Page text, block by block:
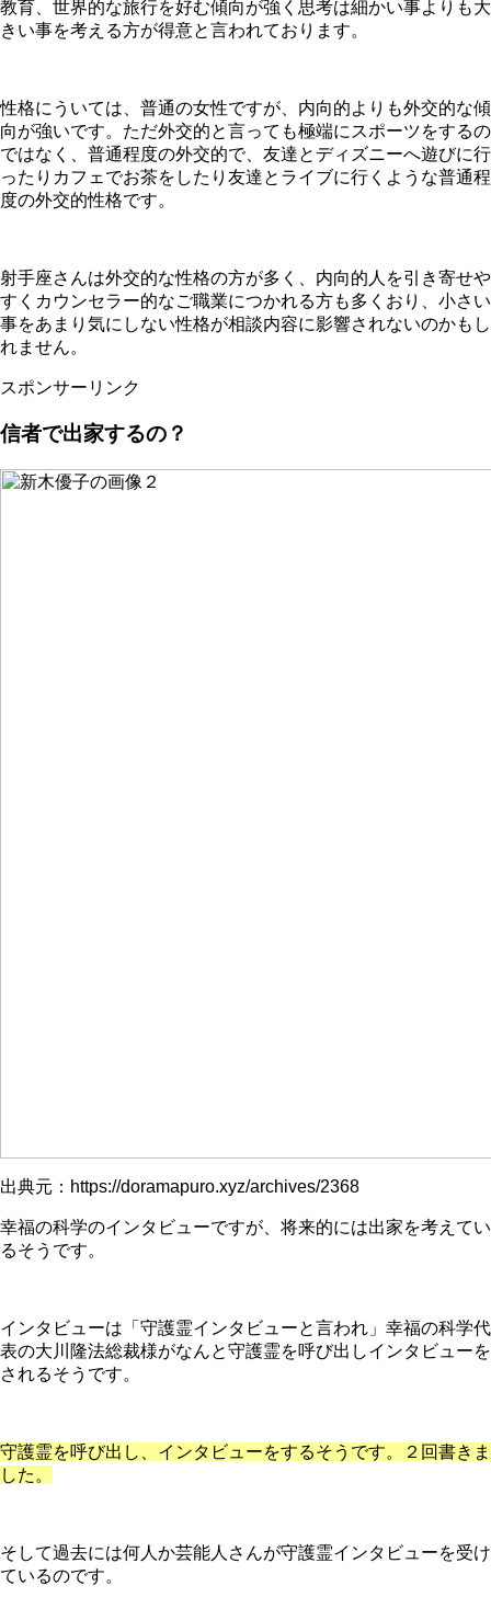
教育、世界的な旅行を好む傾向が強く思考は細かい事よりも大
きい事を考える方が得意と言われております。
性格にういては、普通の女性ですが、内向的よりも外交的な傾
向が強いです。ただ外交的と言っても極端にスポーツをするの
ではなく、普通程度の外交的で、友達とディズニーへ遊びに行
ったりカフェでお茶をしたり友達とライブに行くような普通程
度の外交的性格です。
射手座さんは外交的な性格の方が多く、内向的人を引き寄せや
すくカウンセラー的なご職業につかれる方も多くおり、小さい
事をあまり気にしない性格が相談内容に影響されないのかもし
れません。
スポンサーリンク
信者で出家するの？
出典元：https://doramapuro.xyz/archives/2368
幸福の科学のインタビューですが、将来的には出家を考えてい
るそうです。
インタビューは「守護霊インタビューと言われ」幸福の科学代
表の大川隆法総裁様がなんと守護霊を呼び出しインタビューを
されるそうです。
守護霊を呼び出し、インタビューをするそうです。２回書きま
した。
そして過去には何人か芸能人さんが守護霊インタビューを受け
ているのです。